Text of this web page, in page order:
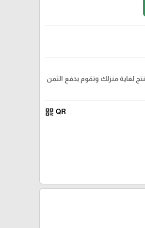
لغاية منزلك وتقوم بدفع الثمن
QR
qr_code